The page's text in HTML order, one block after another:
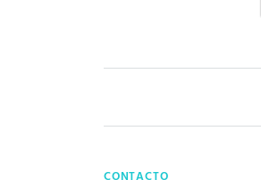
CONTACTO